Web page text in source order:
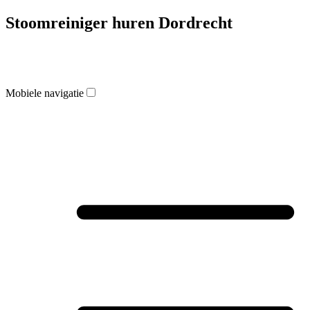
Stoomreiniger huren Dordrecht
Mobiele navigatie